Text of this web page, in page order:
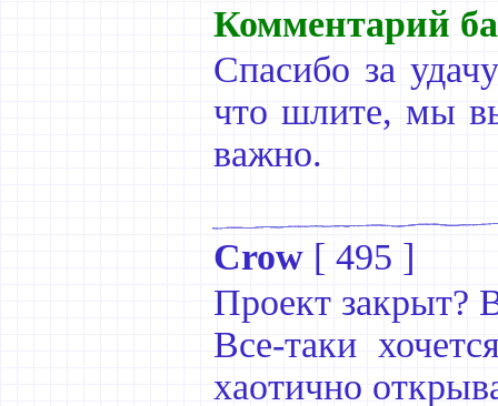
Комментарий
Спасибо за
что шлите, мы
важно.
Crow [ 495 ]
Проект закрыт?
Все-таки
хаотично